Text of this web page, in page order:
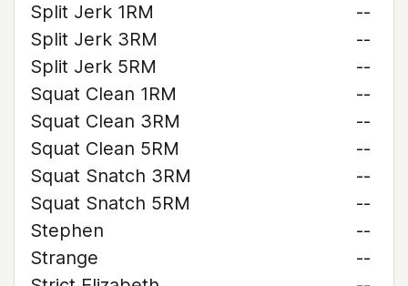
Split Jerk 1RM
--
Split Jerk 3RM
--
Split Jerk 5RM
--
Squat Clean 1RM
--
Squat Clean 3RM
--
Squat Clean 5RM
--
Squat Snatch 3RM
--
Squat Snatch 5RM
--
Stephen
--
Strange
--